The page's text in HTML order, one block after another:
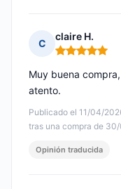
C
claire H.
Nota: 5 de 5
Publicado el 11/04/
tras una compra de
Muy buena
atento.
Opinión traducida